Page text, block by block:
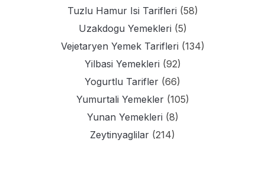
Tuzlu Hamur Isi Tarifleri (58)
Uzakdogu Yemekleri (5)
Vejetaryen Yemek Tarifleri (134)
Yilbasi Yemekleri (92)
Yogurtlu Tarifler (66)
Yumurtali Yemekler(105)
Yunan Yemekleri (8)
Zeytinyaglilar (214)